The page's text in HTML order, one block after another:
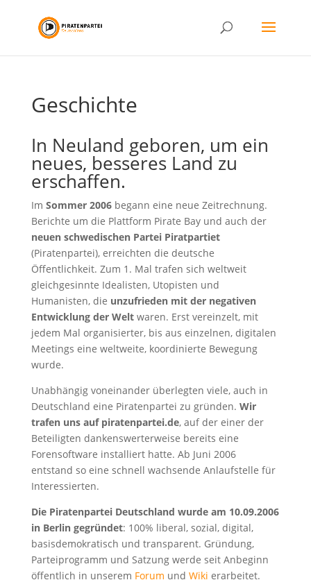
Geschichte
In Neuland geboren, um ein
neues, besseres Land zu
erschaffen.
Im Sommer 2006begann eine neue Zeitrechnung.
Berichte um die Plattform Pirate Bay und auch der
neuen schwedischen Partei Piratpartiet
(Piratenpartei), erreichten die deutsche
Öffentlichkeit. Zum 1. Mal trafen sich weltweit
gleichgesinnte Idealisten, Utopisten und
Humanisten, die unzufrieden mit der negativen
Entwicklung der Welt waren. Erst vereinzelt, mit
jedem Mal organisierter, bis aus einzelnen, digitalen
Meetings eine weltweite, koordinierte Bewegung
wurde.
Unabhängig voneinander überlegten viele, auch in
Deutschland eine Piratenpartei zu gründen. Wir
trafen uns auf piratenpartei.de, auf der einer der
Beteiligten dankenswerterweise bereits eine
Forensoftware installiert hatte. Ab Juni 2006
entstand so eine schnell wachsende Anlaufstelle für
Interessierten.
Die Piratenpartei Deutschland wurde am 10.09.2006
in Berlin gegründet: 100% liberal, sozial, digital,
basisdemokratisch und transparent. Gründung,
Parteiprogramm und Satzung werde seit Anbeginn
öffentlich in unserem Forum und Wiki erarbeitet.